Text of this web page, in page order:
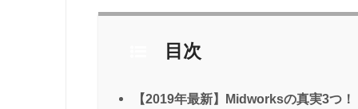
目次
【2019年最新】Midworksの真実3つ！